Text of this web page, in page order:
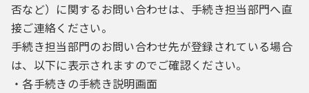
否など）に関するお問い合わせは、手続き担当部門へ直
接ご連絡ください。
手続き担当部門のお問い合わせ先が登録されている場合
は、以下に表示されますのでご確認ください。
・各手続きの手続き説明画面